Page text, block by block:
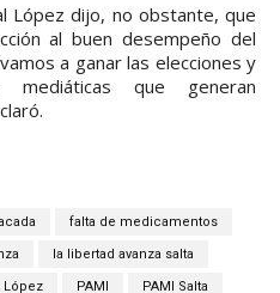
López dijo, no obstante, que
al buen desempeño del
a ganar las elecciones y
mediáticas que generan
falta de medicamentos
la libertad avanza salta
López PAMI PAMI Salta